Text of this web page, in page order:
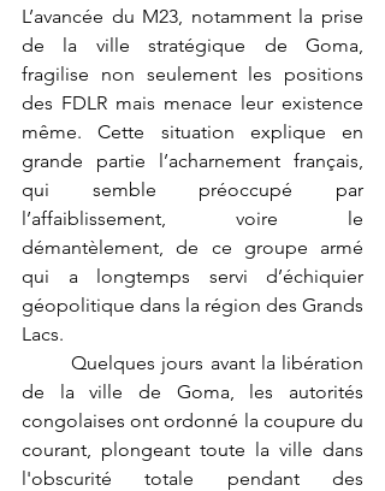
L’avancée du M23, notamment la prise
de la ville stratégique de Goma,
fragilise non seulement les positions
des FDLR mais menace leur existence
même. Cette situation explique en
grande partie l’acharnement français,
qui semble préoccupé par
l’affaiblissement, voire le
démantèlement, de ce groupe armé
qui a longtemps servi d’échiquier
géopolitique dans la région des Grands
Lacs.
	Quelques jours avant la libération
de la ville de Goma, les autorités
congolaises ont ordonné la coupure du
courant, plongeant toute la ville dans
l'obscurité totale pendant des